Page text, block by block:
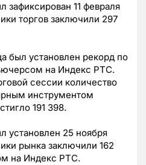
11 февраля
торгов заключили 297
был установлен рекорд по
на Индекс РТС.
сессии количество
инструментом
191 398.
установлен 25 ноября
рынка заключили 162
на Индекс РТС.